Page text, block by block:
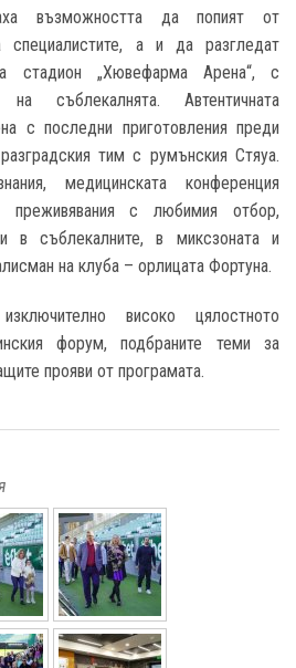
възможността да попият от
специалистите, а и да разгледат
стадион „Хювефарма Арена“, с
съблекалнята. Автентичната
с последни приготовления преди
тим с румънския Стяуа.
медицинската конференция
преживявания с любимия отбор,
в съблекалните, в миксзоната и
на клуба – орлицата Фортуна.
високо цялостното
форум, подбраните теми за
прояви от програмата.